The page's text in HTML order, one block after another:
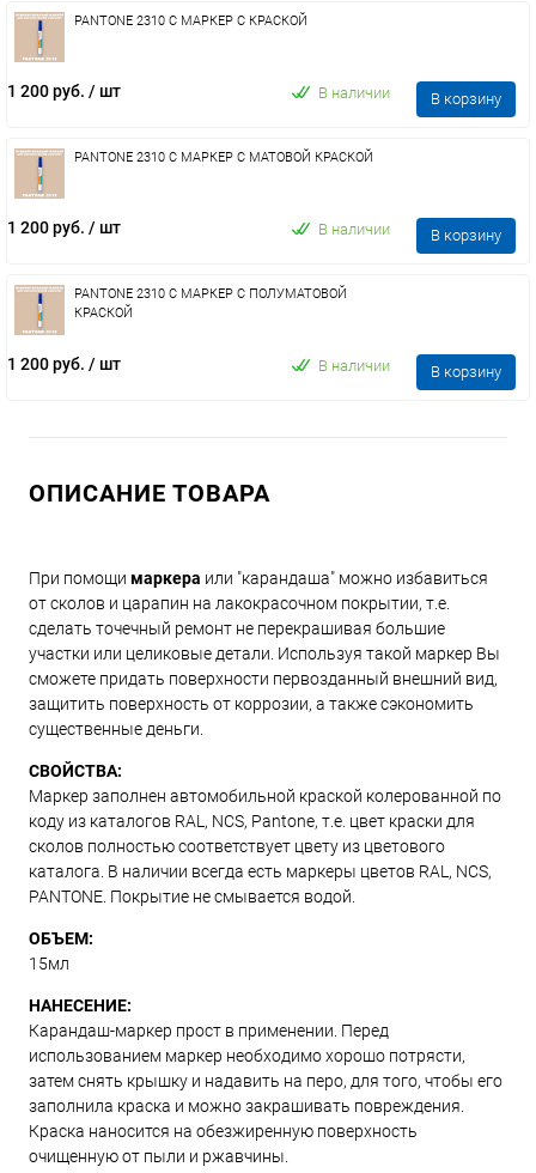
PANTONE 2310 C МАРКЕР С КРАСКОЙ
1 200 руб. / шт В наличии В корзину
PANTONE 2310 C МАРКЕР С МАТОВОЙ КРАСКОЙ
1 200 руб. / шт В наличии В корзину
PANTONE 2310 C МАРКЕР С ПОЛУМАТОВОЙ
КРАСКОЙ
1 200 руб. / шт В наличии В корзину
ОПИСАНИЕ ТОВАРА
При помощи маркера или "карандаша" можно избавиться
от сколов и царапин на лакокрасочном покрытии, т.е.
сделать точечный ремонт не перекрашивая большие
участки или целиковые детали. Используя такой маркер Вы
сможете придать поверхности первозданный внешний вид,
защитить поверхность от коррозии, а также сэкономить
существенные деньги.
СВОЙСТВА:
Маркер заполнен автомобильной краской колерованной по
коду из каталогов RAL, NCS, Pantone, т.е. цвет краски для
сколов полностью соответствует цвету из цветового
каталога. В наличии всегда есть маркеры цветов RAL, NCS,
PANTONE. Покрытие не смывается водой.
ОБЪЕМ:
15мл
НАНЕСЕНИЕ:
Карандаш-маркер прост в применении. Перед
использованием маркер необходимо хорошо потрясти,
затем снять крышку и надавить на перо, для того, чтобы его
заполнила краска и можно закрашивать повреждения.
Краска наносится на обезжиренную поверхность
очищенную от пыли и ржавчины.